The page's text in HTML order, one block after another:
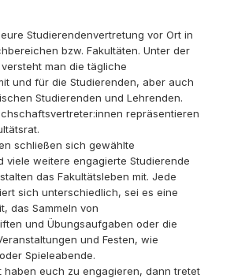
Studierendenvertretung vor Ort in
bzw. Fakultäten. Unter der
man die tägliche
und für die Studierenden, aber auch
Studierenden und Lehrenden.
repräsentieren
schließen sich gewählte
viele weitere engagierte Studierende
das Fakultätsleben mit. Jede
sich unterschiedlich, sei es eine
das Sammeln von
und Übungsaufgaben oder die
und Festen, wie
Spieleabende.
haben euch zu engagieren, dann tretet